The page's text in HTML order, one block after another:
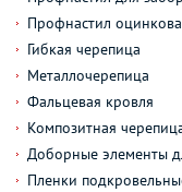
Профнастил
Гибкая черепица
Металлочерепица
Фальцевая кровля
Композитная
Доборные элементы
Пленки